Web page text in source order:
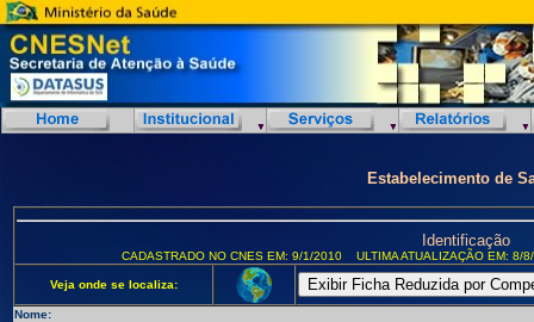
Estabelecimento de
Identificação
CADASTRADO NO CNES EM: 9/1/2010 ULTIMA ATUALIZAÇÃO EM:
Veja onde se localiza:
Nome: